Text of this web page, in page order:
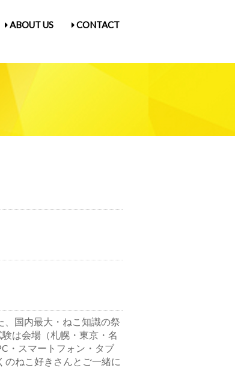
ABOUT US CONTACT
、国内最大・ねこ知識の祭
は会場（札幌・東京・名
・スマートフォン・タブ
のねこ好きさんとご一緒に